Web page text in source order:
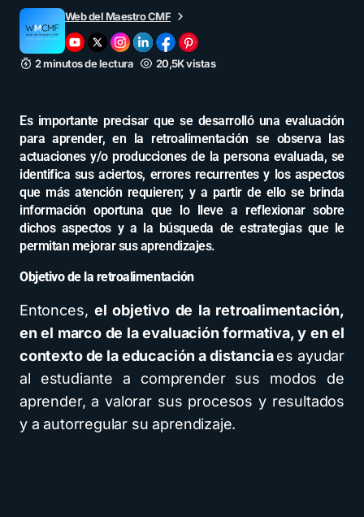
Web del Maestro CMF
2 minutos de lectura 20,5K vistas
Es importante precisar que se desarrolló una evaluación
para aprender, en la retroalimentación se observa las
actuaciones y/o producciones de la persona evaluada, se
identifica sus aciertos, errores recurrentes y los aspectos
que más atención requieren; y a partir de ello se brinda
información oportuna que lo lleve a reflexionar sobre
dichos aspectos y a la búsqueda de estrategias que le
permitan mejorar sus aprendizajes.
Objetivo de la retroalimentación
Entonces,el objetivo de la retroalimentación,
en el marco de la evaluación formativa, y en el
contexto de la educación a distanciaes ayudar
al estudiante a comprender sus modos de
aprender, a valorar sus procesos y resultados
y a autorregular su aprendizaje.